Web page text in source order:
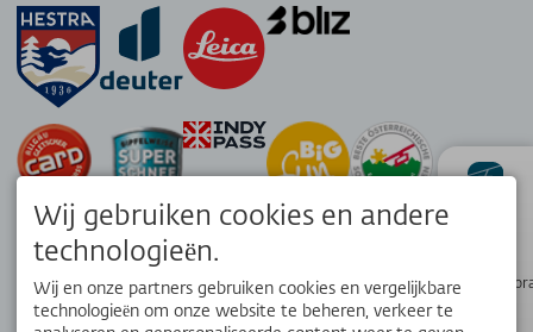
Wij gebruiken cookies en andere
technologieën.
Wij en onze partners gebruiken cookies en vergelijkbare
technologieën om onze website te beheren, verkeer te